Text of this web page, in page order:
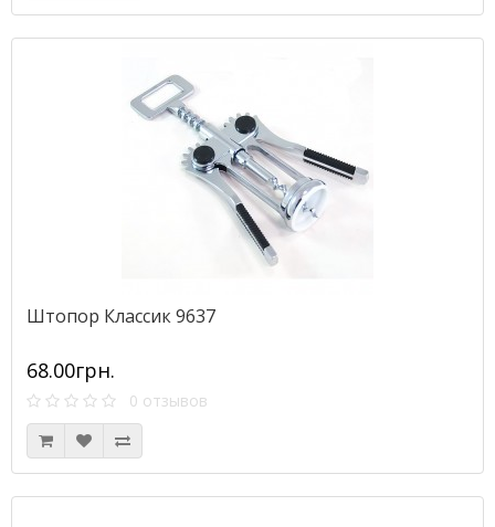
Штопор Классик 9637
68.00грн.
0 отзывов